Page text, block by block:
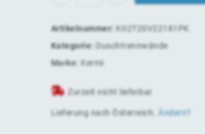
Artikelnummer: KII2T20V22181PK
Kategorie: Duschtrennwände
Marke:Kermi
Zurzeit nicht lieferbar
Lieferung nach Österreich Ändern?